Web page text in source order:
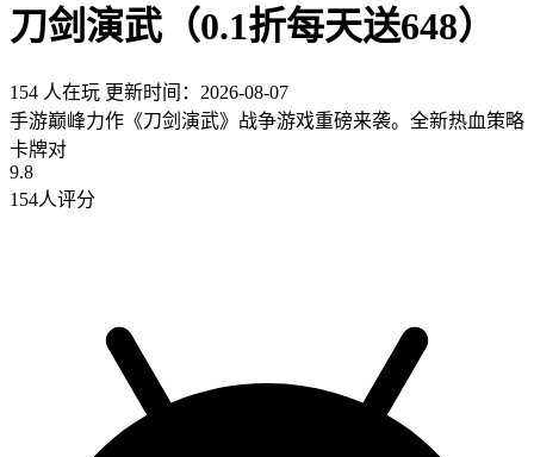
刀剑演武（0.1折每天送648）
154 人在玩 更新时间：2026-08-07
手游巅峰力作《刀剑演武》战争游戏重磅来袭。全新热血策略
卡牌对
9.8
154人评分